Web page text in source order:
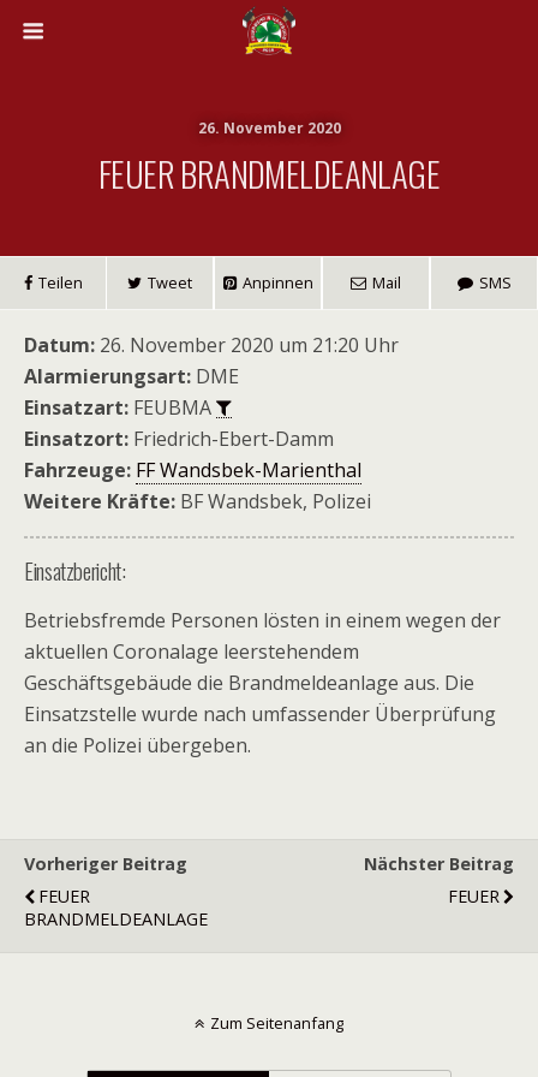
26. November 2020
FEUER BRANDMELDEANLAGE
Teilen Tweet Anpinnen Mail SMS
Datum: 26. November 2020 um 21:20 Uhr
Alarmierungsart: DME
Einsatzart: FEUBMA
Einsatzort: Friedrich-Ebert-Damm
Fahrzeuge: FF Wandsbek-Marienthal
Weitere Kräfte: BF Wandsbek, Polizei
Einsatzbericht:
Betriebsfremde Personen lösten in einem wegen der
aktuellen Coronalage leerstehendem
Geschäftsgebäude die Brandmeldeanlage aus. Die
Einsatzstelle wurde nach umfassender Überprüfung
an die Polizei übergeben.
Vorheriger Beitrag
FEUER
BRANDMELDEANLAGE
Nächster Beitrag
FEUER
Zum Seitenanfang